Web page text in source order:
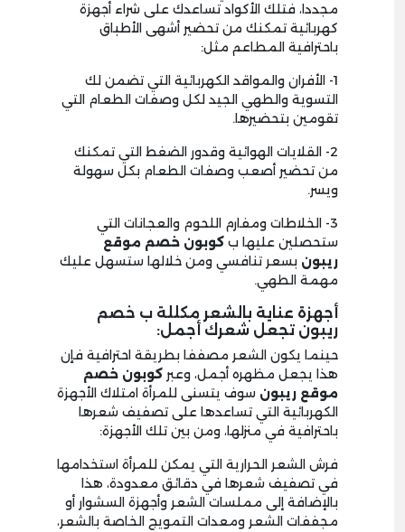
مجددا، فتلك الأكواد تساعدك على شراء أجهزة
كهربائية تمكنك من تحضير أشهى الأطباق
باحترافية المطاعم مثل:
1- الأفران والمواقد الكهربائية التي تضمن لك
التسوية والطهي الجيد لكل وصفات الطعام التي
تقومين بتحضيرها.
2- القلايات الهوائية وقدور الضغط التي تمكنك
من تحضير أصعب وصفات الطعام بكل سهولة
ويسر.
3- الخلاطات ومفارم اللحوم والعجانات التي
ستحصلين عليها ب كوبون خصم موقع
ريبون بسعر تنافسي ومن خلالها ستسهل عليك
مهمة الطهي.
أجهزة عناية بالشعر مكللة ب خصم
ريبون تجعل شعرك أجمل:
حينما يكون الشعر مصففا بطريقة احترافية فإن
هذا يجعل مظهره أجمل، وعبر كوبون خصم
موقع ريبون سوف يتسنى للمرأة امتلاك الأجهزة
الكهربائية التي تساعدها على تصفيف شعرها
باحترافية في منزلها، ومن بين تلك الأجهزة:
فرش الشعر الحرارية التي يمكن للمرأة استخدامها
في تصفيف شعرها في دقائق معدودة، هذا
بالإضافة إلى مملسات الشعر وأجهزة السشوار أو
مجففات الشعر ومعدات التمويج الخاصة بالشعر،